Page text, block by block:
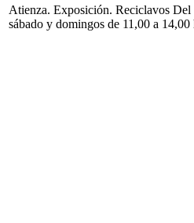
Atienza. Exposición. Reciclavos
sábado y domingos de 11,00 a